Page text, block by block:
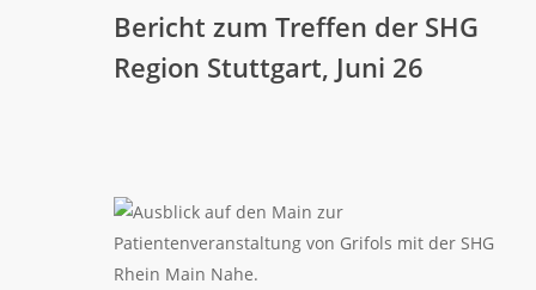
Treffen
der
SHG
26
Bericht zum Treffen der SHG
Region Stuttgart, Juni 26
SHG
Rhein
Main